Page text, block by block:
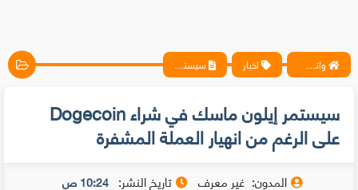
واتس آب ، فيسبوك ، أنترنت ، شروحات تقنية حصرية - المحترف اخبار سيستمر إيلون ماسك في شراء Dogecoin على الرغم من انهيار العملة المشفرة
سيستمر إيلون ماسك في شراء Dogecoin
على الرغم من انهيار العملة المشفرة
المدون: غير معرف تاريخ النشر: 10:24 ص